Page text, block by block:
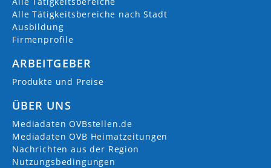
Alle Tätigkeitsbereiche nach Stadt
Ausbildung
Firmenprofile
ARBEITGEBER
Produkte und Preise
ÜBER UNS
Mediadaten OVBstellen.de
Mediadaten OVB Heimatzeitungen
Nachrichten aus der Region
Nutzungsbedingungen